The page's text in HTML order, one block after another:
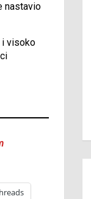
nastavio
i visoko